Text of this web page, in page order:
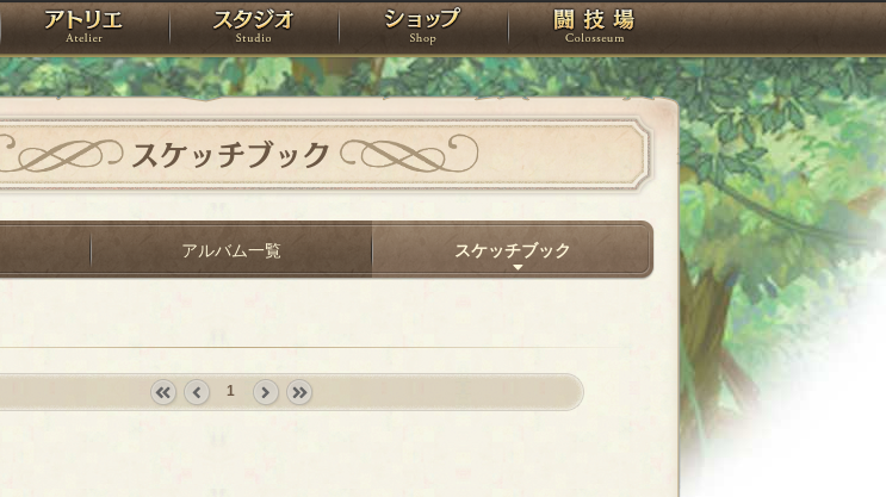
ローレット アトリエ スタジオ ショップ 闘技場
スケッチブック
アルバム一覧 スケッチブック
1